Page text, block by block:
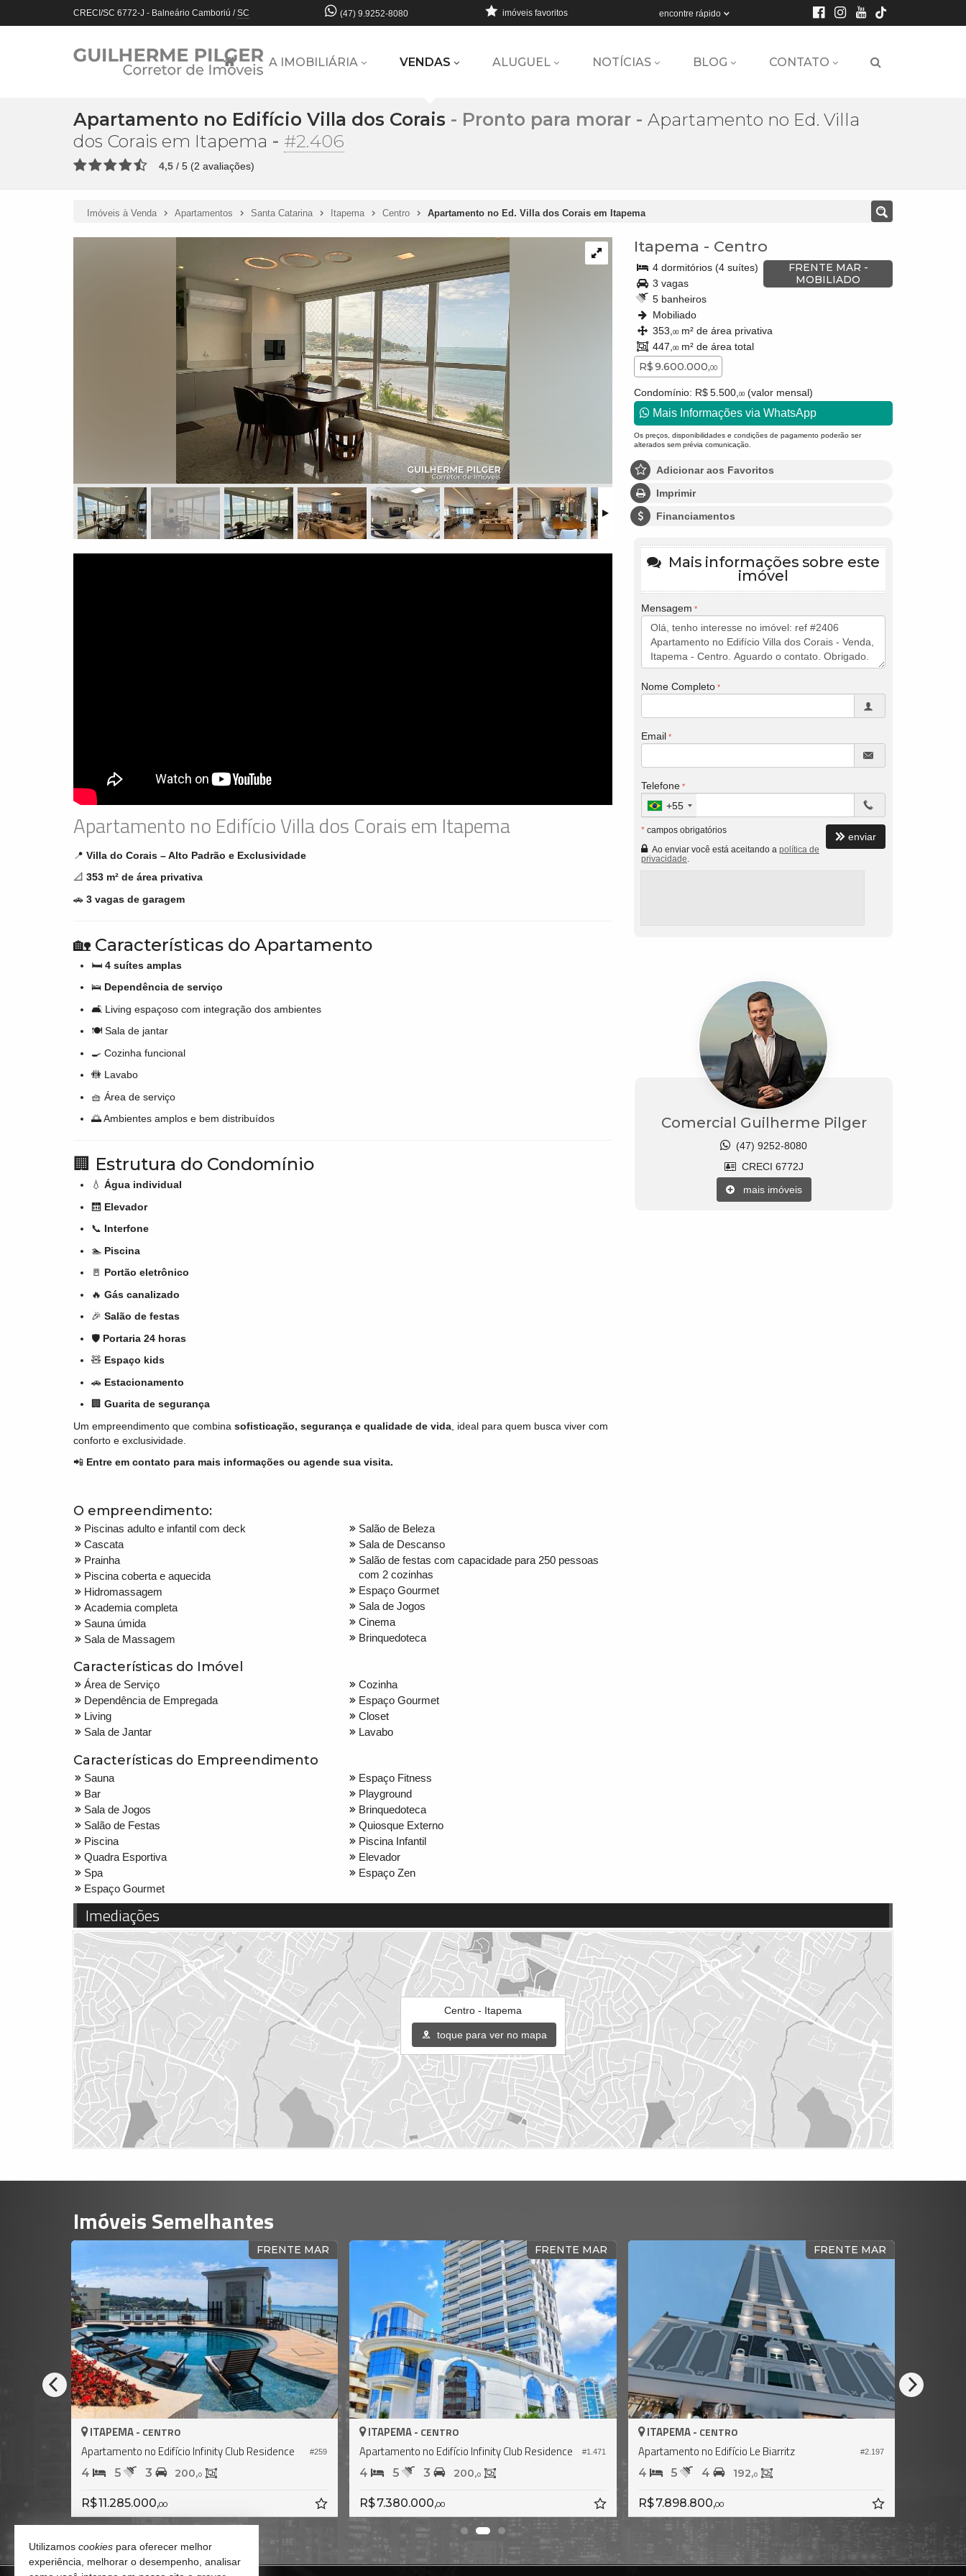
CRECI/SC 6772-J - Balneário Camboriú /SC (47) 9.9252-8080 encontre rápido
imóveis favoritos
A IMOBILIÁRIA VENDAS ALUGUEL NOTÍCIAS BLOG CONTATO
Apartamento no Edifício Villa dos Corais - Pronto para morar - Apartamento no Ed. Villa
dos Corais em Itapema - #2.406
4,5 / 5 (2 avaliações)
Imóveis à Venda Apartamentos Santa Catarina Itapema Centro Apartamento no Ed. Villa dos Corais em Itapema
Apartamento no Edifício Villa dos Corais em Itapema
📍 Villa do Corais – Alto Padrão e Exclusividade
📐 353 m² de área privativa
🚗 3 vagas de garagem
🏡 Características do Apartamento
🛏️ 4 suítes amplas
🛌 Dependência de serviço
🛋️ Living espaçoso com integração dos ambientes
🍽️ Sala de jantar
🍳 Cozinha funcional
🚻 Lavabo
🧺 Área de serviço
🌅 Ambientes amplos e bem distribuídos
🏢 Estrutura do Condomínio
💧 Água individual
🛗 Elevador
📞 Interfone
🏊 Piscina
🚪 Portão eletrônico
🔥 Gás canalizado
🎉 Salão de festas
🛡️ Portaria 24 horas
🧸 Espaço kids
🚗 Estacionamento
🏢 Guarita de segurança
Um empreendimento que combina sofisticação, segurança e qualidade de vida , ideal para quem busca viver com
conforto e exclusividade.
📲 Entre em contato para mais informações ou agende sua visita.
O empreendimento:
Piscinas adulto e infantil com deck
Cascata
Prainha
Piscina coberta e aquecida
Hidromassagem
Academia completa
Sauna úmida
Sala de Massagem
Salão de Beleza
Sala de Descanso
Salão de festas com capacidade para 250 pessoas
com 2 cozinhas
Espaço Gourmet
Sala de Jogos
Cinema
Brinquedoteca
Características do Imóvel
Área de Serviço
Dependência de Empregada
Living
Sala de Jantar
Cozinha
Espaço Gourmet
Closet
Lavabo
Características do Empreendimento
Sauna
Bar
Sala de Jogos
Salão de Festas
Piscina
Quadra Esportiva
Spa
Espaço Gourmet
Espaço Fitness
Playground
Brinquedoteca
Quiosque Externo
Piscina Infantil
Elevador
Espaço Zen
Itapema - Centro
FRENTE MAR -
MOBILIADO
4 dormitórios (4 suítes)
3 vagas
5 banheiros
Mobiliado
353, 00m² de área privativa
447, 00m² de área total
R$ 9.600.000,00
Condomínio: R$ 5.500, 00 (valor mensal)
Mais Informações via WhatsApp
Os preços, disponibilidades e condições de pagamento poderão ser
alterados sem prévia comunicação.
Adicionar aos Favoritos
Imprimir
Financiamentos
Mais informações sobre este
imóvel
Mensagem
Nome Completo
Email
Telefone
+55
* campos obrigatórios
Ao enviar você está aceitando a política de
privacidade
enviar
Comercial Guilherme Pilger
(47) 9252-8080
CRECI 6772J
mais imóveis
Imediações
Centro - Itapema
toque para ver no mapa
Imóveis Semelhantes
FRENTE MAR
#2.663
ITAPEMA - CANTO DA PRAIA
Apartamento no Edifício Celine
4 5 3 300,0
R$ 9.700.000,00
EM CONSTRUÇÃO
#2.267
ITAPEMA - CENTRO
Apartamento no Edifício La Rocca
4 5 3 479,0
R$ 6.200.000,00
FRENTE MAR
#2.144
ITAPEMA - CENTRO
Apartamento no Edifício Le Biarritz
4 5 4 210,0
R$ 7.200.000,00
Utilizamos cookies para oferecer melhor
experiência, melhorar o desempenho, analisar